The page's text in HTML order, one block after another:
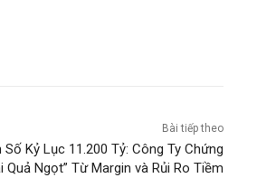
Bài tiếp theo
Số Kỷ Lục 11.200 Tỷ: Công Ty Chứng
Quả Ngọt” Từ Margin và Rủi Ro Tiềm